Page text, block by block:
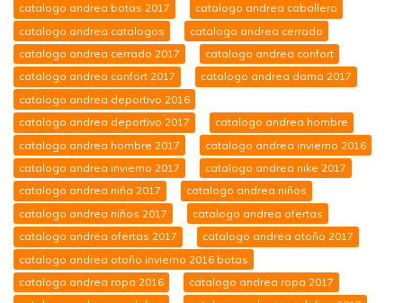
catalogo andrea botas 2017
catalogo andrea caballero
catalogo andrea catalogos
catalogo andrea cerrado
catalogo andrea cerrado 2017
catalogo andrea confort
catalogo andrea confort 2017
catalogo andrea dama 2017
catalogo andrea deportivo 2016
catalogo andrea deportivo 2017
catalogo andrea hombre
catalogo andrea hombre 2017
catalogo andrea invierno 2016
catalogo andrea invierno 2017
catalogo andrea nike 2017
catalogo andrea niña 2017
catalogo andrea niños
catalogo andrea niños 2017
catalogo andrea ofertas
catalogo andrea ofertas 2017
catalogo andrea otoño 2017
catalogo andrea otoño invierno 2016 botas
catalogo andrea ropa 2016
catalogo andrea ropa 2017